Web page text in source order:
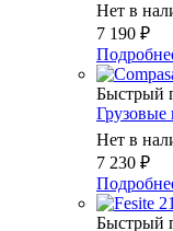
Нет в
7 190 ₽
Быстрый
Грузовые
Нет в
7 230 ₽
Быстрый